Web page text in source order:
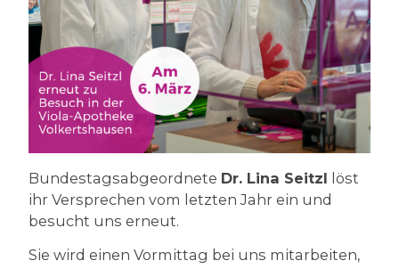
Bundestagsabgeordnete Dr. Lina Seitzl löst
ihr Versprechen vom letzten Jahr ein und
besucht uns erneut.
Sie wird einen Vormittag bei uns mitarbeiten,